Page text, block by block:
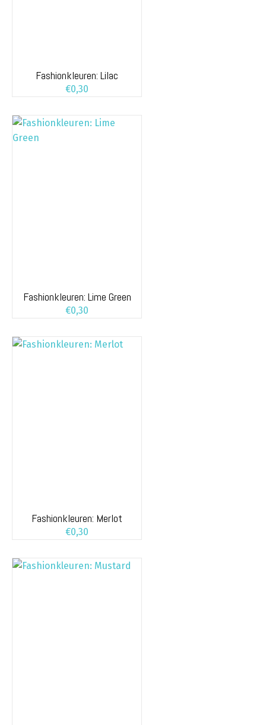
Fashionkleuren: Lilac
€0,30
Fashionkleuren: Lime Green
€0,30
Fashionkleuren: Merlot
€0,30